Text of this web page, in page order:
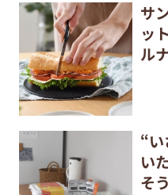
サ
ッ
ル
“
い
そ